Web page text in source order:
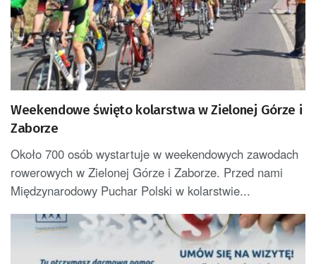
Weekendowe święto kolarstwa w Zielonej Górze i
Zaborze
Około 700 osób wystartuje w weekendowych zawodach
rowerowych w Zielonej Górze i Zaborze. Przed nami
Międzynarodowy Puchar Polski w kolarstwie...